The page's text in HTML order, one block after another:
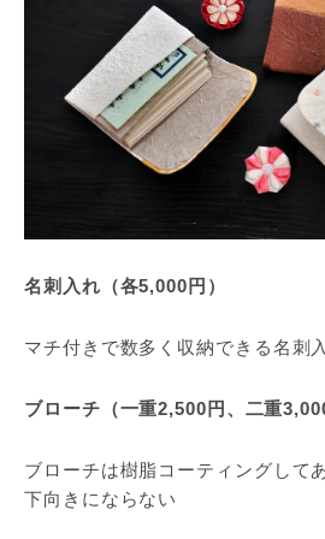
名刺入れ（各5,000円）
マチ付きで数多く収納できる名刺
ブローチ（一重2,500円、二重
ブローチは樹脂コーティングして
下向きにならない